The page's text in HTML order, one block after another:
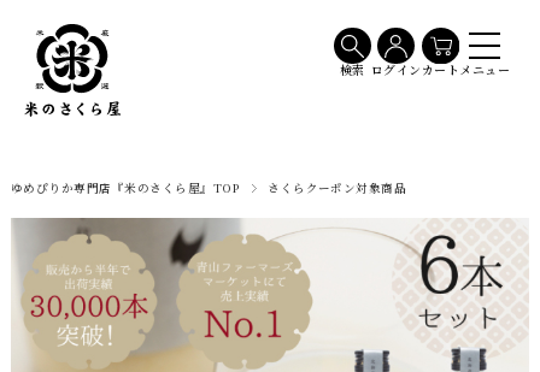
検索 ログイン カート メニュー
ゆめぴりか専門店『米のさくら屋』TOP さくらクーポン対象商品